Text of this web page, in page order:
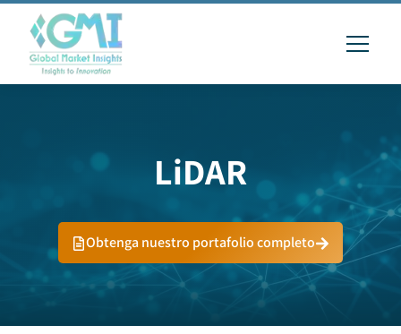
LiDAR
Obtenga nuestro portafolio completo